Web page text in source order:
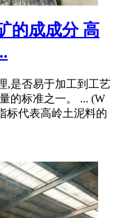
的成成分 高
,是否易于加工到工艺
的标准之一。 ... (W
标代表高岭土泥料的